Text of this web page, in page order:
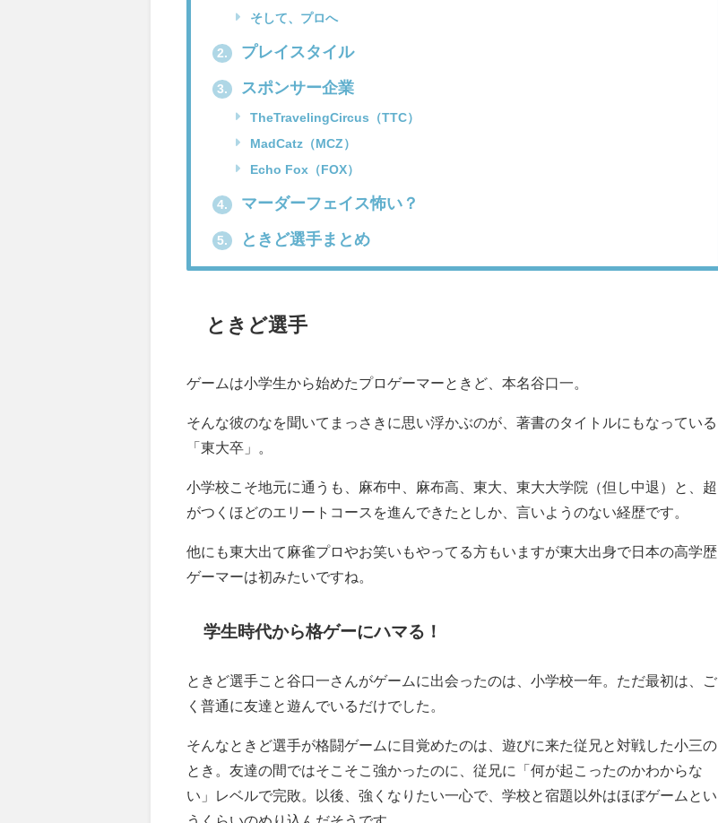
そして、プロへ
2. プレイスタイル
3. スポンサー企業
TheTravelingCircus（TTC）
MadCatz（MCZ）
Echo Fox（FOX）
4. マーダーフェイス怖い？
5. ときど選手まとめ
ときど選手
ゲームは小学生から始めたプロゲーマーときど、本名谷口一。
そんな彼のなを聞いてまっさきに思い浮かぶのが、著書のタイトルにもなっている
「東大卒」。
小学校こそ地元に通うも、麻布中、麻布高、東大、東大大学院（但し中退）と、超
がつくほどのエリートコースを進んできたとしか、言いようのない経歴です。
他にも東大出て麻雀プロやお笑いもやってる方もいますが東大出身で日本の高学歴
ゲーマーは初みたいですね。
学生時代から格ゲーにハマる！
ときど選手こと谷口一さんがゲームに出会ったのは、小学校一年。ただ最初は、ご
く普通に友達と遊んでいるだけでした。
そんなときど選手が格闘ゲームに目覚めたのは、遊びに来た従兄と対戦した小三の
とき。友達の間ではそこそこ強かったのに、従兄に「何が起こったのかわからな
い」レベルで完敗。以後、強くなりたい一心で、学校と宿題以外はほぼゲームとい
うくらいのめり込んだそうです。